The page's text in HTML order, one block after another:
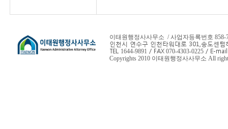
이태원행정사사무소 / 사업자등록번호 858-
인천시 연수구 인천타워대로 301,송도센텀
TEL 1644-9891 / FAX 070-4303-0225 / E-
Copyrights 2010 이태원행정사사무소 All